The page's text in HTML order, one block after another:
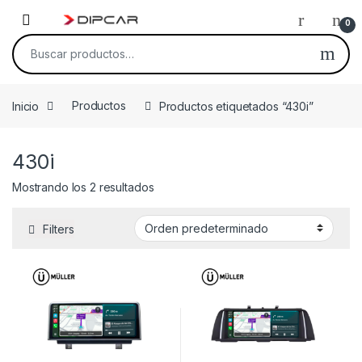
0
Buscar por:
Inicio Productos Productos etiquetados “430i”
430i
Mostrando los 2 resultados
Filters